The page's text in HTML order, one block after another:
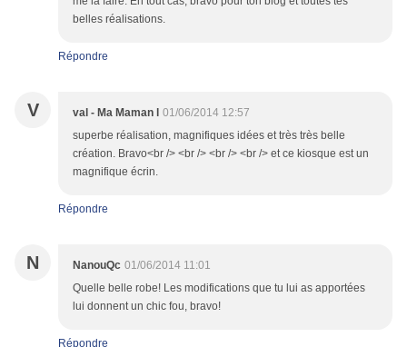
belles réalisations.
Répondre
V val - Ma Maman l
01/06/2014 12:57
superbe réalisation, magnifiques idées et très très belle
création. Bravo<br /> <br /> <br /> <br /> et ce kiosque est un
magnifique écrin.
Répondre
N NanouQc 01/06/2014 11:01
Quelle belle robe! Les modifications que tu lui as apportées
lui donnent un chic fou, bravo!
Répondre